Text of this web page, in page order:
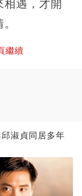
遇，才開
繼續
淑貞同居多年